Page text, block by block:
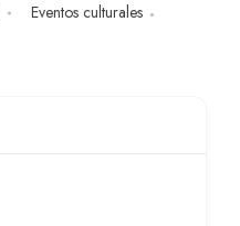
Eventos culturales